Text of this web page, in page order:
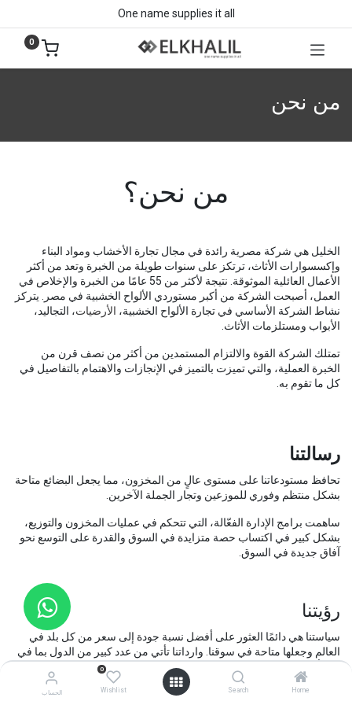
Home
Search
0
Wishlist الحساب
One name supplies it all
0
من نحن
من نحن؟
الخليل هي شركة مصرية رائدة في مجال تجارة الأخشاب ومواد البناء
وإكسسوارات الأثاث، ترتكز على سنوات طويلة من الخبرة وتعد من أكثر
الأعمال العائلية الموثوقة. نتيجة لأكثر من 55 عامًا من الخبرة والإخلاص في
العمل، أصبحت الشركة من أكبر مستوردي الألواح الخشبية في مصر. يتركز
نشاط الشركة الأساسي في تجارة الألواح الخشبية، الأرضيات، التجاليد،
الأبواب ومستلزمات الأثاث.
تمتلك الشركة القوة والالتزام المستمدين من أكثر من نصف قرن من
الخبرة العملية، والتي تميزت بالتميز في الإنجازات والاهتمام بالتفاصيل في
كل ما تقوم به.
رسالتنا
تحافظ مستودعاتنا على مستوى عالٍ من المخزون، مما يجعل البضائع متاحة
بشكل منتظم وفوري للموزعين وتجار الجملة الآخرين.
ساهمت برامج الإدارة الفعّالة، التي تتحكم في عمليات المخزون والتوزيع،
بشكل كبير في اكتساب حصة متزايدة في السوق والقدرة على التوسع نحو
آفاق جديدة في السوق.
رؤيتنا
سياستنا هي دائمًا العثور على أفضل نسبة جودة إلى سعر من كل بلد في
العالم وجعلها متاحة في سوقنا. وارداتنا تأتي من عدد كبير من الدول بما في
ذلك ألمانيا، تركيا، إسبانيا، إيطاليا، النمسا، سلوفينيا، الهند، رومانيا، والعديد